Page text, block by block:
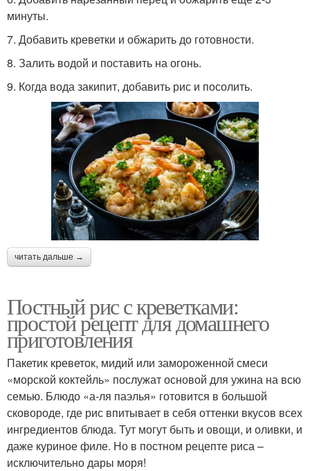
минуты.
7. Добавить креветки и обжарить до готовности.
8. Залить водой и поставить на огонь.
9. Когда вода закипит, добавить рис и посолить.
читать дальше →
Постный рис с креветками:
простой рецепт для домашнего
приготовления
Пакетик креветок, мидий или замороженной смеси
«морской коктейль» послужат основой для ужина на всю
семью. Блюдо «а-ля паэлья» готовится в большой
сковороде, где рис впитывает в себя оттенки вкусов всех
ингредиентов блюда. Тут могут быть и овощи, и оливки, и
даже куриное филе. Но в постном рецепте риса –
исключительно дары моря!